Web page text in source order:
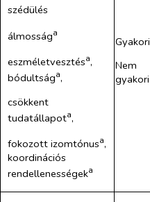
szédülés
álmossága
eszméletvesztésa,
bódultsága,
csökkent
tudatállapota,
fokozott izomtónusa,
koordinációs
rendellenességeka
Gyakori
Nem
gyakori